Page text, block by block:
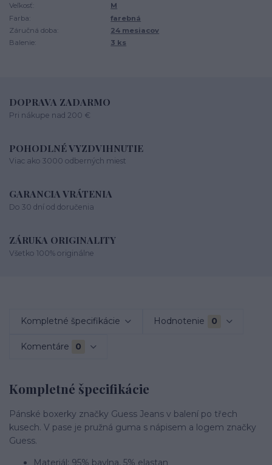
Veľkosť:
M
Farba:
farebná
Záručná doba:
24 mesiacov
Balenie:
3 ks
DOPRAVA ZADARMO
Pri nákupe nad 200 €
POHODLNÉ VYZDVIHNUTIE
Viac ako 3000 odberných miest
GARANCIA VRÁTENIA
Do 30 dní od doručenia
ZÁRUKA ORIGINALITY
Všetko 100% originálne
Kompletné špecifikácie Hodnotenie 0
Komentáre 0
Kompletné špecifikácie
Pánské boxerky značky Guess Jeans v balení po třech
kusech. V pase je pružná guma s nápisem a logem značky
Guess.
Materiál: 95% bavlna, 5% elastan